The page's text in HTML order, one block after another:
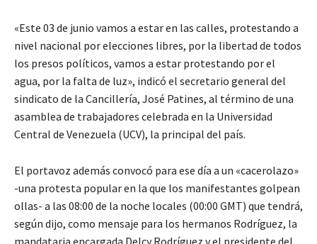
«Este 03 de junio vamos a estar en las calles, protestando a
nivel nacional por elecciones libres, por la libertad de todos
los presos políticos, vamos a estar protestando por el
agua, por la falta de luz», indicó el secretario general del
sindicato de la Cancillería, José Patines, al término de una
asamblea de trabajadores celebrada en la Universidad
Central de Venezuela (UCV), la principal del país.
El portavoz además convocó para ese día a un «cacerolazo»
-una protesta popular en la que los manifestantes golpean
ollas- a las 08:00 de la noche locales (00:00 GMT) que tendrá,
según dijo, como mensaje para los hermanos Rodríguez, la